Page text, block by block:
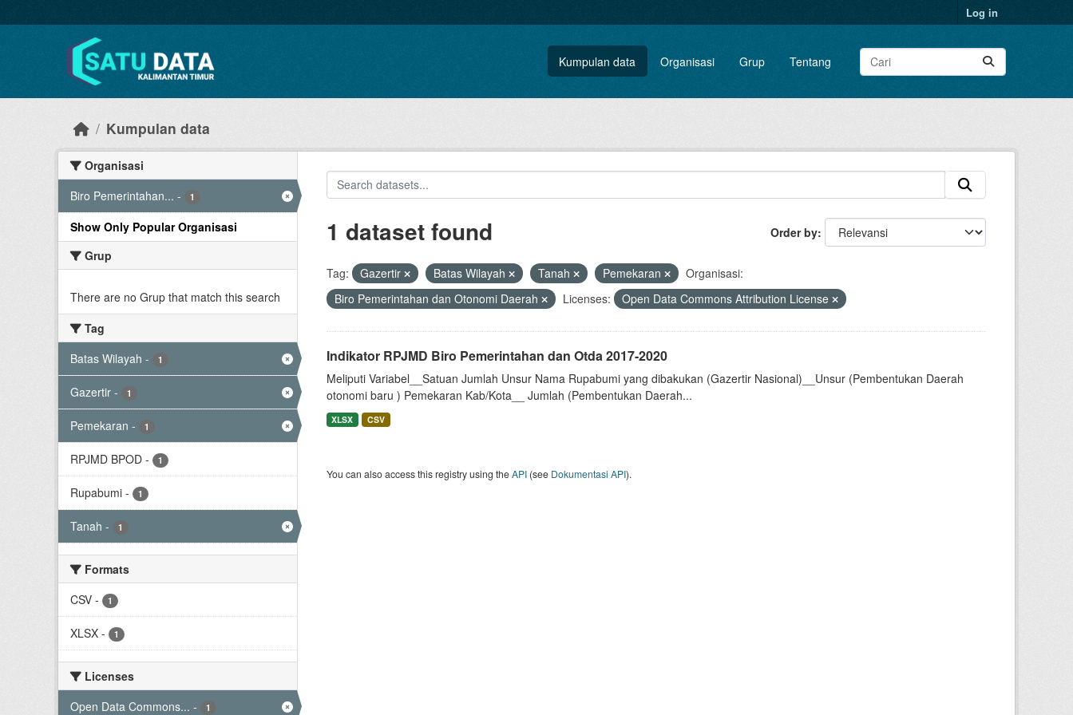
Log in
Kumpulan data Organisasi Grup Tentang
Kumpulan data
Organisasi
Biro Pemerintahan... - 1
Show Only Popular Organisasi
Grup
There are no Grup that match this search
Tag
Batas Wilayah - 1
Gazertir - 1
Pemekaran - 1
RPJMD BPOD - 1
Rupabumi - 1
Tanah - 1
Formats
CSV - 1
XLSX - 1
Licenses
Open Data Commons... - 1
Order by
1 dataset found
Tag: Gazertir Batas Wilayah Tanah Pemekaran
Organisasi:
Biro Pemerintahan dan Otonomi Daerah
Licenses: Open Data Commons Attribution License
Indikator RPJMD Biro Pemerintahan dan Otda 2017-2020
Meliputi Variabel__Satuan Jumlah Unsur Nama Rupabumi yang dibakukan (Gazertir Nasional)__Unsur (Pembentukan Daerah
otonomi baru ) Pemekaran Kab/Kota__ Jumlah (Pembentukan Daerah...
XLSX CSV
You can also access this registry using theAPI(see Dokumentasi API).